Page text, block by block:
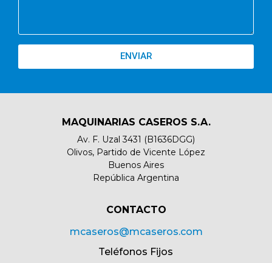
ENVIAR
MAQUINARIAS CASEROS S.A.
Av. F. Uzal 3431 (B1636DGG)
Olivos, Partido de Vicente López
Buenos Aires
República Argentina
CONTACTO​
mcaseros@mcaseros.com
Teléfonos Fijos